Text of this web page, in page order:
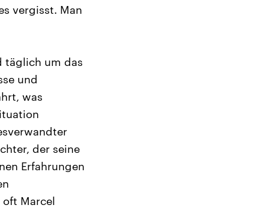
vergisst. Man
täglich um das
und
was
der seine
Erfahrungen
oft Marcel